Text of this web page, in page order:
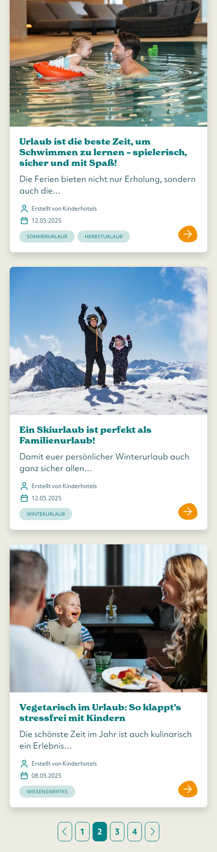
Urlaub ist die beste Zeit, um
Schwimmen zu lernen – spielerisch,
sicher und mit Spaß!
Die Ferien bieten nicht nur Erholung, sondern
auch die…
Erstellt von Kinderhotels
12.05.2025
SOMMERURLAUB HERBSTURLAUB
Ein Skiurlaub ist perfekt als
Familienurlaub!
Damit euer persönlicher Winterurlaub auch
ganz sicher allen…
Erstellt von Kinderhotels
12.05.2025
WINTERURLAUB
Vegetarisch im Urlaub: So klappt’s
stressfrei mit Kindern
Die schönste Zeit im Jahr ist auch kulinarisch
ein Erlebnis…
Erstellt von Kinderhotels
08.05.2025
WISSENSWERTES
1 2 3 4